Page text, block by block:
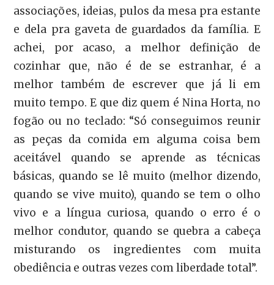
associações, ideias, pulos da mesa pra estante
e dela pra gaveta de guardados da família. E
achei, por acaso, a melhor definição de
cozinhar que, não é de se estranhar, é a
melhor também de escrever que já li em
muito tempo. E que diz quem é Nina Horta, no
fogão ou no teclado: “Só conseguimos reunir
as peças da comida em alguma coisa bem
aceitável quando se aprende as técnicas
básicas, quando se lê muito (melhor dizendo,
quando se vive muito), quando se tem o olho
vivo e a língua curiosa, quando o erro é o
melhor condutor, quando se quebra a cabeça
misturando os ingredientes com muita
obediência e outras vezes com liberdade total”.